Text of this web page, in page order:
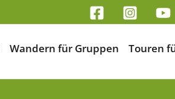
Wandern für Gruppen Touren